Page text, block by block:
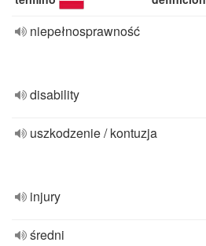
niepełnosprawność
disability
uszkodzenie / kontuzja
injury
średni